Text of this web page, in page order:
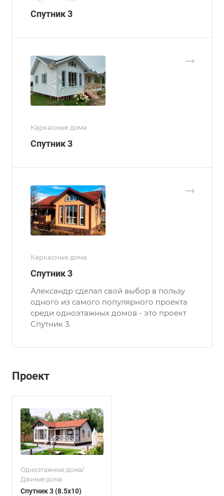
Спутник 3
Каркасные дома
Спутник 3
Каркасные дома
Спутник 3
Александр сделал свой выбор в пользу
одного из самого популярного проекта
среди одноэтажных домов - это проект
Спутник 3.
Проект
Одноэтажные дома/
Дачные дома
Спутник 3 (8.5x10)